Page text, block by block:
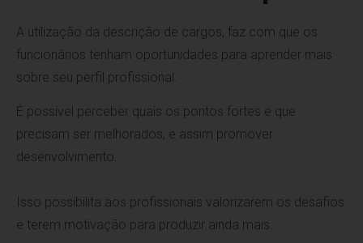
A utilização da descrição de cargos, faz com que os
funcionários tenham oportunidades para aprender mais
sobre seu perfil profissional.
É possível perceber quais os pontos fortes e que
precisam ser melhorados, e assim promover
desenvolvimento.
Isso possibilita aos profissionais valorizarem os desafios
e terem motivação para produzir ainda mais.